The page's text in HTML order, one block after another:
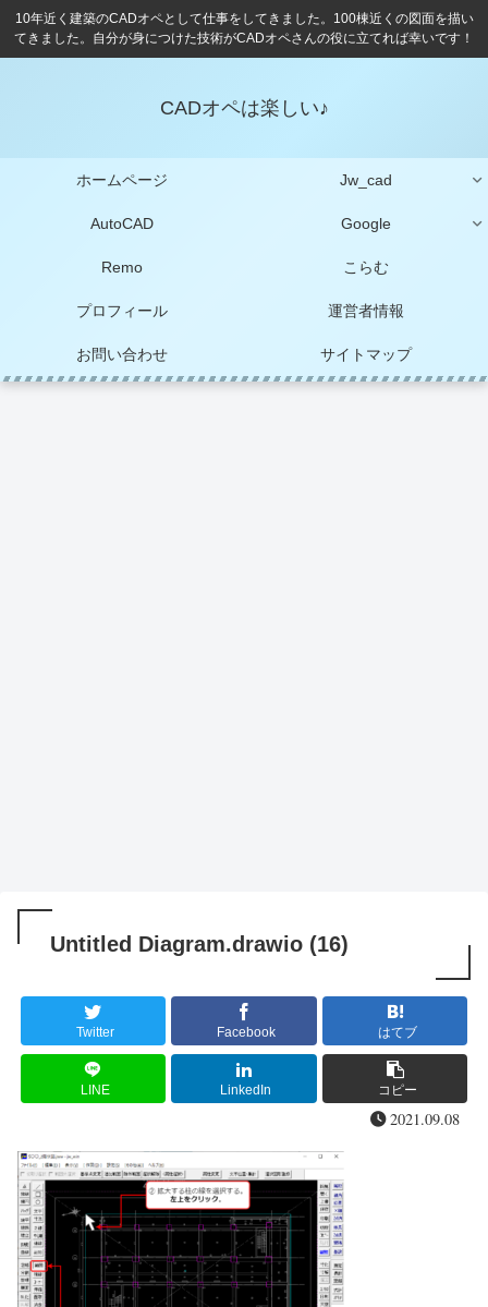
10年近く建築のCADオペとして仕事をしてきました。100棟近くの図面を描い
てきました。自分が身につけた技術がCADオペさんの役に立てれば幸いです！
CADオペは楽しい♪
ホームページ Jw_cad
AutoCAD Google
Remo こらむ
プロフィール 運営者情報
お問い合わせ サイトマップ
Untitled Diagram.drawio (16)
Twitter Facebook はてブ
LINE LinkedIn コピー
2021.09.08